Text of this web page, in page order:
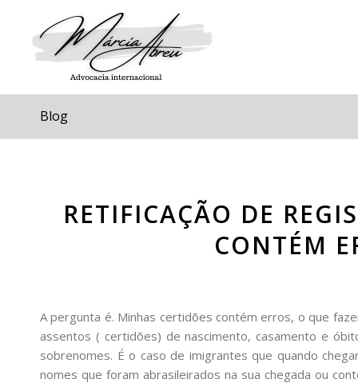
Blog
RETIFICAÇÃO DE
CONTÉM
A pergunta é. Minhas certidões contém erros, o que
assentos ( certidões) de nascimento, casamento e
sobrenomes. É o caso de imigrantes que quando
nomes que foram abrasileirados na sua chegada ou